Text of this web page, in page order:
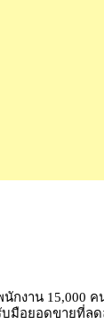
กงาน 15,000
บมือยอดขายที่ล